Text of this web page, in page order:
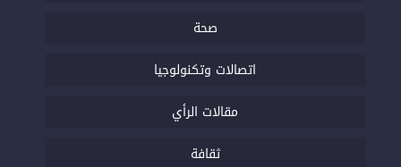
صحة
اتصالات وتكنولوجيا
مقالات الرأي
ثقافة